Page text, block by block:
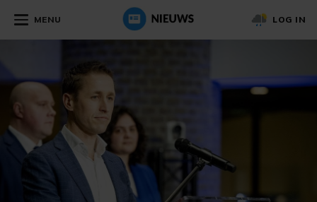
MENU LOG IN